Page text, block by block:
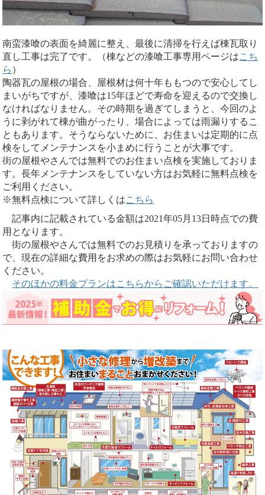
南蛮漆喰の表面を綺麗に整え、最後に清掃を行えば棟瓦取り
直し工事は完了です。（棟などの漆喰工事専用ページはこち
ら ）
陶器瓦の屋根の場合、屋根材は何十年ももつので安心してし
まいがちですが、漆喰は15年ほどで寿命を迎えるので交換し
なければなりません。その時期を過ぎてしまうと、今回のよ
うに剥がれて棟が曲がったり、場合によっては雨漏りするこ
ともあります。そうならないために、お住まいは定期的に点
検をしてメンテナンスを小まめに行うことが大事です。
街の屋根やさんでは無料でのお住まい点検を実施しておりま
す。長年メンテナンスをしていない方はお気軽に無料点検を
ご利用ください。
※無料点検について詳しくはこちら
記事内に記載されている金額は2021年05月13日時点での費
用となります。
街の屋根やさんでは無料でのお見積りを承っておりますの
で、現在の詳細な費用をお求めの際はお気軽にお問い合わせ
ください。
そのほかの料金プランはこちらからご確認いただけます。